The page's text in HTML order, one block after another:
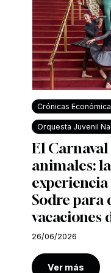
Crónicas
Orquesta Juvenil
El Carnaval
animales:
Sodre para
vacaciones
26/06/2026
Ver más